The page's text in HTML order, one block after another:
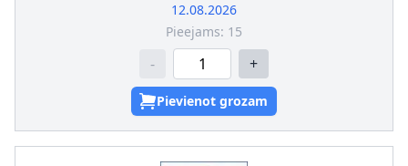
12.08.2026
Pieejams: 15
- +
Pievienot grozam